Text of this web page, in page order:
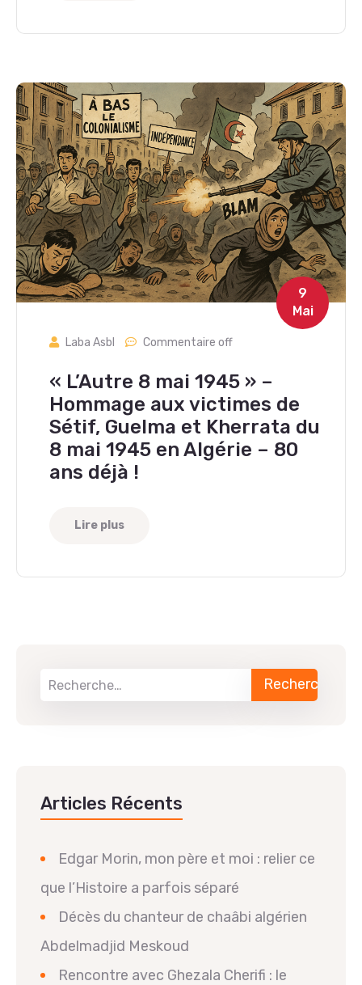
9
Mai
Laba Asbl Commentaire off
« L’Autre 8 mai 1945 » –
Hommage aux victimes de
Sétif, Guelma et Kherrata du
8 mai 1945 en Algérie – 80
ans déjà !
Lire plus
Articles Récents
Edgar Morin, mon père et moi : relier ce
que l’Histoire a parfois séparé
Décès du chanteur de chaâbi algérien
Abdelmadjid Meskoud
Rencontre avec Ghezala Cherifi : le